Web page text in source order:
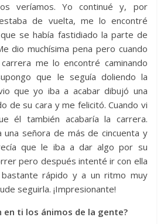
veríamos. Yo continué y, por
de vuelta, me lo encontré
se había fastidiado la parte de
dio muchísima pena pero cuando
me lo encontré caminando
que le seguía doliendo la
que yo iba a acabar dibujó una
de su cara y me felicitó. Cuando vi
él también acabaría la carrera.
una señora de más de cincuenta y
que le iba a dar algo por su
pero después intenté ir con ella
rápido y a un ritmo muy
seguirla. ¡Impresionante!
ti los ánimos de la gente?